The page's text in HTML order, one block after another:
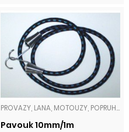
PROVAZY, LANA, MOTOUZY, POPRUHY
Pavouk 10mm/1m